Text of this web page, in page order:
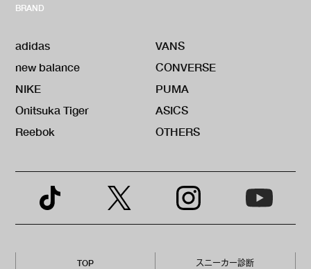
BRAND
adidas
VANS
new balance
CONVERSE
NIKE
PUMA
Onitsuka Tiger
ASICS
Reebok
OTHERS
TOP スニーカー診断